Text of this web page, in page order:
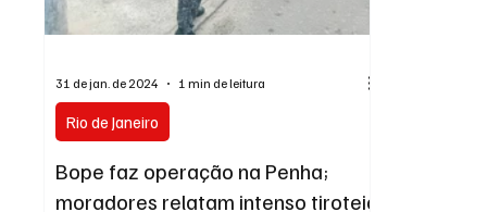
Bope faz operação na Penha;
moradores relatam intenso tiroteio
Rio de Janeiro
31 de jan. de 2024 1 min de leitura